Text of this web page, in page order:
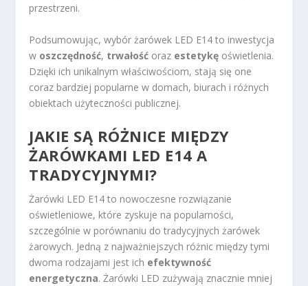
przestrzeni.
Podsumowując, wybór żarówek LED E14 to inwestycja
w oszczędność, trwałość oraz estetykę oświetlenia.
Dzięki ich unikalnym właściwościom, stają się one
coraz bardziej popularne w domach, biurach i różnych
obiektach użyteczności publicznej.
JAKIE SĄ RÓŻNICE MIĘDZY
ŻARÓWKAMI LED E14 A
TRADYCYJNYMI?
Żarówki LED E14 to nowoczesne rozwiązanie
oświetleniowe, które zyskuje na popularności,
szczególnie w porównaniu do tradycyjnych żarówek
żarowych. Jedną z najważniejszych różnic między tymi
dwoma rodzajami jest ich efektywność
energetyczna. Żarówki LED zużywają znacznie mniej